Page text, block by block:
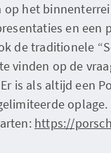
op het
en een
de traditionele
vinden op de
is als altijd een
https://